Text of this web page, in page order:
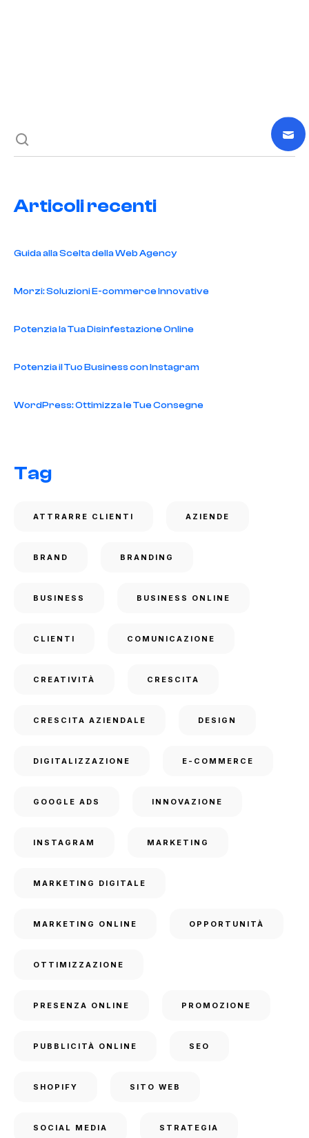
Articoli recenti
Guida alla Scelta della Web Agency
Morzi: Soluzioni E-commerce Innovative
Potenzia la Tua Disinfestazione Online
Potenzia il Tuo Business con Instagram
WordPress: Ottimizza le Tue Consegne
Tag
ATTRARRE CLIENTI AZIENDE
BRAND BRANDING
BUSINESS BUSINESS ONLINE
CLIENTI COMUNICAZIONE
CREATIVITÀ CRESCITA
CRESCITA AZIENDALE DESIGN
DIGITALIZZAZIONE E-COMMERCE
GOOGLE ADS INNOVAZIONE
INSTAGRAM MARKETING
MARKETING DIGITALE
MARKETING ONLINE OPPORTUNITÀ
OTTIMIZZAZIONE
PRESENZA ONLINE PROMOZIONE
PUBBLICITÀ ONLINE SEO
SHOPIFY SITO WEB
SOCIAL MEDIA STRATEGIA